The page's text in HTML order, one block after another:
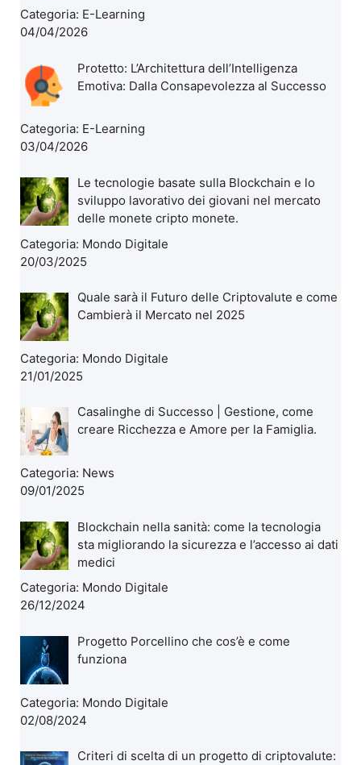
Categoria: E-Learning
04/04/2026
Protetto: L’Architettura dell’Intelligenza
Emotiva: Dalla Consapevolezza al Successo
Categoria: E-Learning
03/04/2026
Le tecnologie basate sulla Blockchain e lo
sviluppo lavorativo dei giovani nel mercato
delle monete cripto monete.
Categoria: Mondo Digitale
20/03/2025
Quale sarà il Futuro delle Criptovalute e come
Cambierà il Mercato nel 2025
Categoria: Mondo Digitale
21/01/2025
Casalinghe di Successo | Gestione, come
creare Ricchezza e Amore per la Famiglia.
Categoria: News
09/01/2025
Blockchain nella sanità: come la tecnologia
sta migliorando la sicurezza e l’accesso ai dati
medici
Categoria: Mondo Digitale
26/12/2024
Progetto Porcellino che cos’è e come
funziona
Categoria: Mondo Digitale
02/08/2024
Criteri di scelta di un progetto di criptovalute: